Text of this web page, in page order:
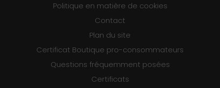
Politique en matière de cookies
Contact
Plan du site
Certificat Boutique pro-consommateurs
Questions fréquemment posées
Certificats